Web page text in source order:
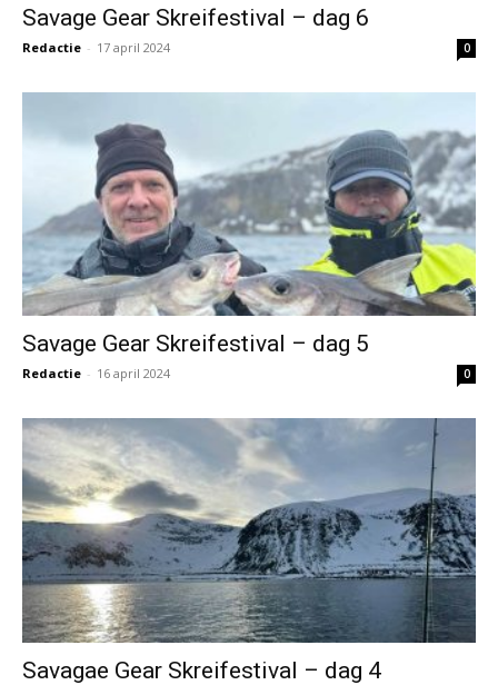
Savage Gear Skreifestival – dag 6
Redactie - 17 april 2024 0
Savage Gear Skreifestival – dag 5
Redactie - 16 april 2024 0
Savagae Gear Skreifestival – dag 4